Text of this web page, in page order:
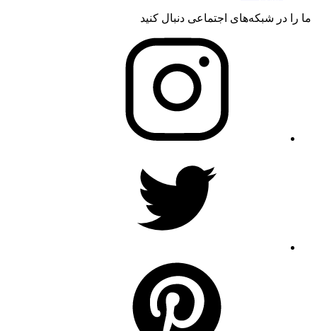
ما را در شبکه‌های اجتماعی دنبال کنید